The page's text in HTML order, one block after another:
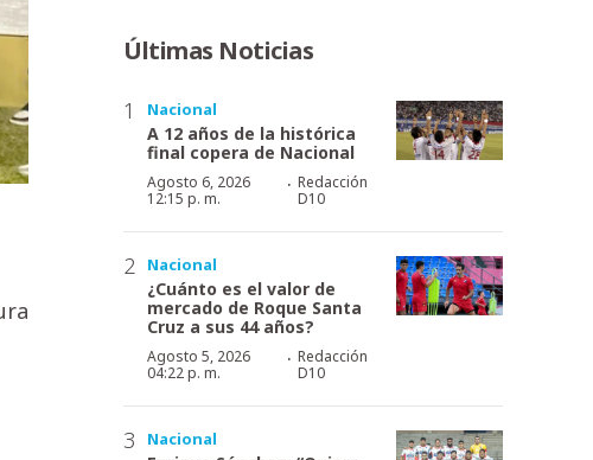
Últimas Noticias
Nacional
A 12 años de la histórica
final copera de Nacional
Agosto 6, 2026
12:15 p. m.
· Redacción
D10
Nacional
¿Cuánto es el valor de
mercado de Roque Santa
Cruz a sus 44 años?
Agosto 5, 2026
04:22 p. m.
· Redacción
D10
Nacional